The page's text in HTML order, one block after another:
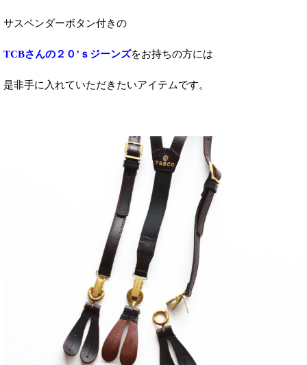
サスペンダーボタン付きの
TCBさんの２０’ｓジーンズをお持ちの方には
是非手に入れていただきたいアイテムです。